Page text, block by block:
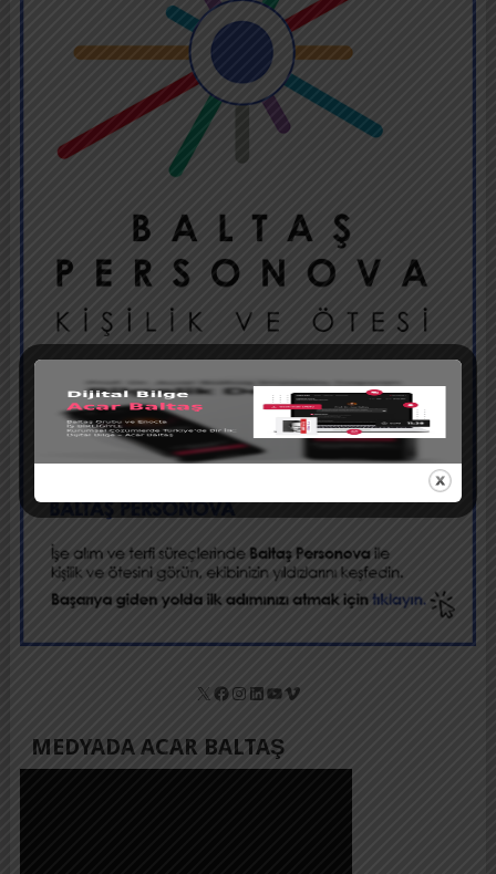
X Facebook
Instagram
LinkedIn
YouTube
Vimeo
MEDYADA ACAR BALTAŞ